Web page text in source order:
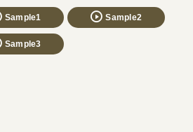
Sample1 Sample2
Sample3